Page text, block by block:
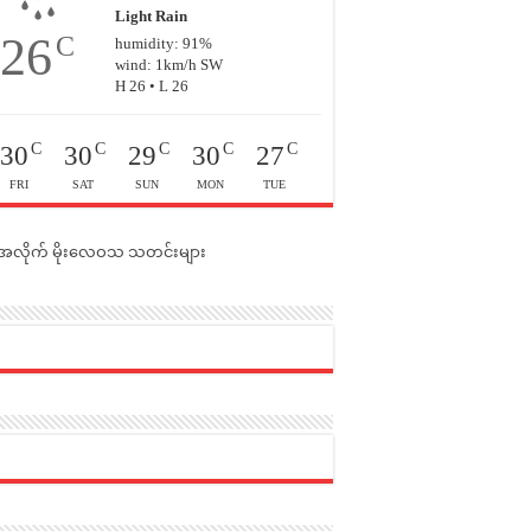
26C
Light Rain
humidity: 91%
wind: 1km/h SW
H 26 • L 26
30 C
FRI
30 C
SAT
29 C
SUN
30 C
MON
27 C
TUE
လိုက် မိုးလေဝသ သတင်းများ